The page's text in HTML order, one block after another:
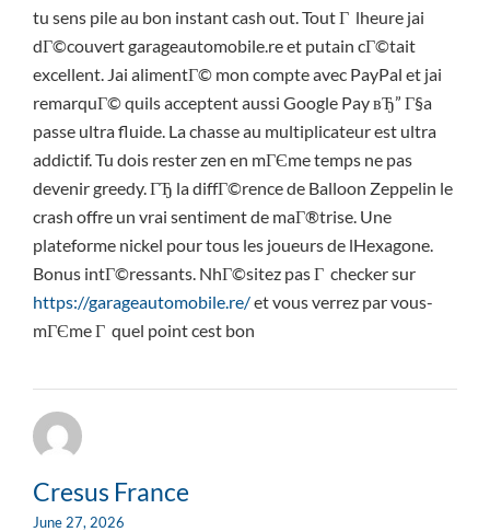
tu sens pile au bon instant cash out. Tout Г lheure jai
dГ©couvert garageautomobile.re et putain cГ©tait
excellent. Jai alimentГ© mon compte avec PayPal et jai
remarquГ© quils acceptent aussi Google Pay вЂ” Г§a
passe ultra fluide. La chasse au multiplicateur est ultra
addictif. Tu dois rester zen en mГЄme temps ne pas
devenir greedy. ГЂ la diffГ©rence de Balloon Zeppelin le
crash offre un vrai sentiment de maГ®trise. Une
plateforme nickel pour tous les joueurs de lHexagone.
Bonus intГ©ressants. NhГ©sitez pas Г checker sur
https://garageautomobile.re/et vous verrez par vous-
mГЄme Г quel point cest bon
Cresus France
June 27, 2026